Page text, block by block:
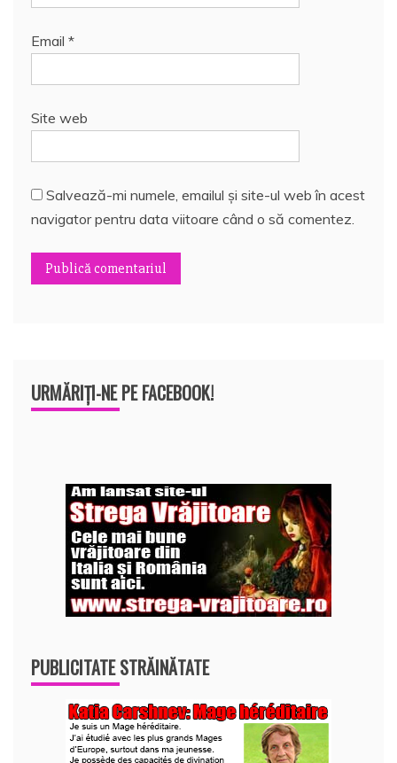
Email *
Site web
Salvează-mi numele, emailul și site-ul web în acest
navigator pentru data viitoare când o să comentez.
URMĂRIȚI-NE PE FACEBOOK!
PUBLICITATE STRĂINĂTATE